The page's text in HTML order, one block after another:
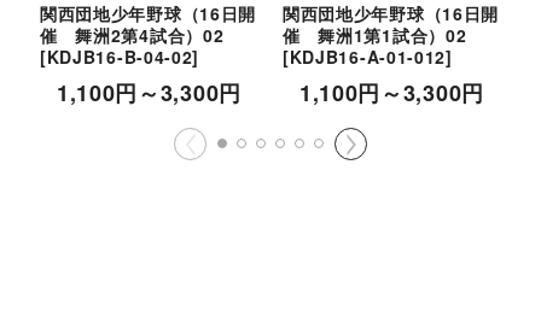
関西団地少年野球（16日開
催 舞洲2第4試合）02
[KDJB16-B-04-02]
1,100円～3,300円
関西団地少年野球（16日開
催 舞洲1第1試合）02
[KDJB16-A-01-012]
1,100円～3,300円